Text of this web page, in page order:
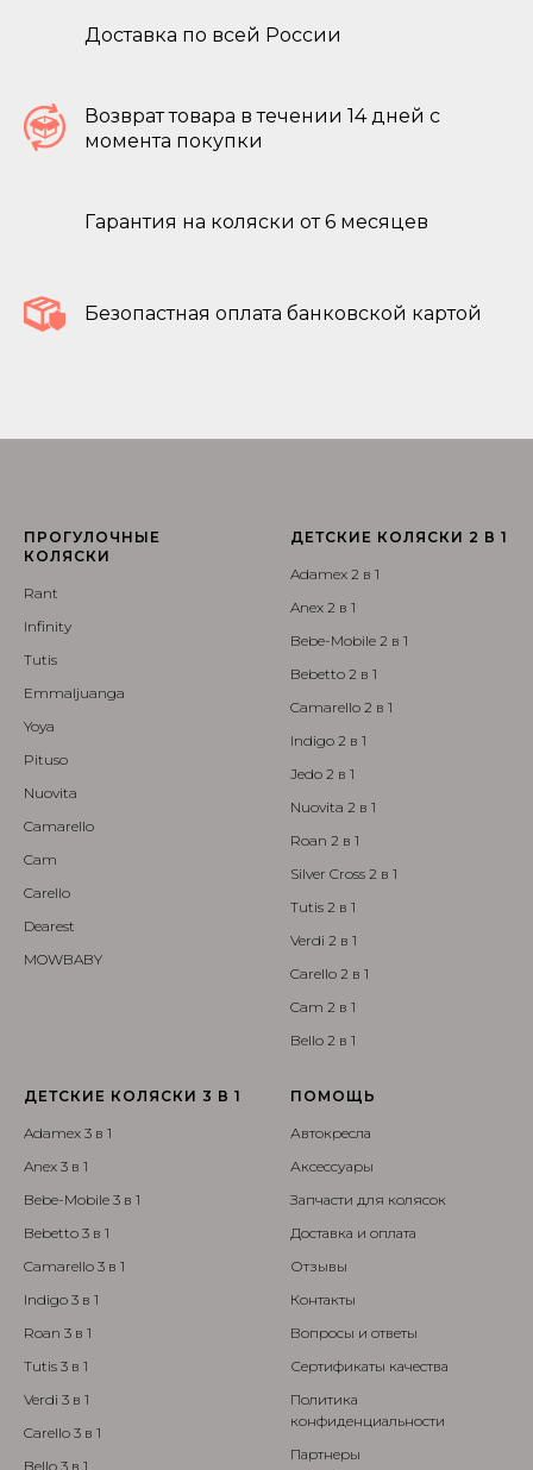
Доставка по всей России
Возврат товара в течении 14 дней с
момента покупки
Гарантия на коляски от 6 месяцев
Безопастная оплата банковской картой
ПРОГУЛОЧНЫЕ
КОЛЯСКИ
Rant
Infinity
Tutis
Emmaljuanga
Yoya
Pituso
Nuovita
Camarello
Cam
Carello
Dearest
MOWBABY
ДЕТСКИЕ КОЛЯСКИ 2 В 1
Adamex 2 в 1
Anex 2 в 1
Bebe-Mobile 2 в 1
Bebetto 2 в 1
Camarello 2 в 1
Indigo 2 в 1
Jedo 2 в 1
Nuovita 2 в 1
Roan 2 в 1
Silver Cross 2 в 1
Tutis 2 в 1
Verdi 2 в 1
Carello 2 в 1
Cam 2 в 1
Bello 2 в 1
ДЕТСКИЕ КОЛЯСКИ 3 В 1
Adamex 3 в 1
Anex 3 в 1
Bebe-Mobile 3 в 1
Bebetto 3 в 1
Camarello 3 в 1
Indigo 3 в 1
Roan 3 в 1
Tutis 3 в 1
Verdi 3 в 1
Carello 3 в 1
Bello 3 в 1
ПОМОЩЬ
Автокресла
Аксессуары
Запчасти для колясок
Доставка и оплата
Отзывы
Контакты
Вопросы и ответы
Сертификаты качества
Политика
конфиденциальности
Партнеры